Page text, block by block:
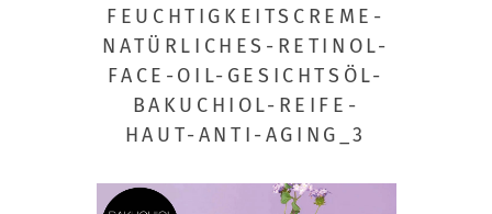
FEUCHTIGKEITSCREME-
NATÜRLICHES-RETINOL-
FACE-OIL-GESICHTSÖL-
BAKUCHIOL-REIFE-
HAUT-ANTI-AGING_3